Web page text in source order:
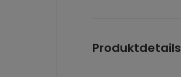
Produktdetails